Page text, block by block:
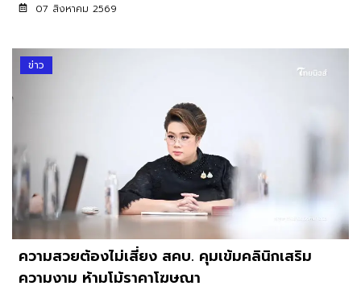
07 สิงหาคม 2569
ข่าว
ความสวยต้องไม่เสี่ยง สคบ. คุมเข้มคลินิกเสริม
ความงาม ห้ามโม้ราคาโฆษณา